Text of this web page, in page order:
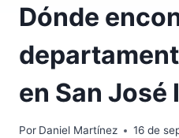
Dónde
en San
Por Daniel Martínez 16 de